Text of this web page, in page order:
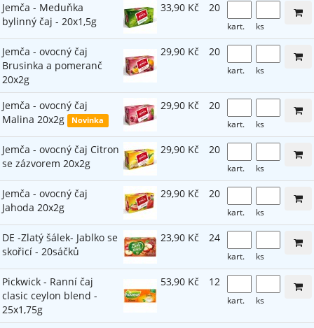
Jemča - Meduňka
bylinný čaj - 20x1,5g
33,90 Kč 20
kart. ks
Jemča - ovocný čaj
Brusinka a pomeranč
20x2g
29,90 Kč 20
kart. ks
Jemča - ovocný čaj
Malina 20x2g
Novinka
29,90 Kč 20
kart. ks
Jemča - ovocný čaj Citron
se zázvorem 20x2g
29,90 Kč 20
kart. ks
Jemča - ovocný čaj
Jahoda 20x2g
29,90 Kč 20
kart. ks
DE -Zlatý šálek- Jablko se
skořicí - 20sáčků
23,90 Kč 24
kart. ks
Pickwick - Ranní čaj
clasic ceylon blend -
25x1,75g
53,90 Kč 12
kart. ks